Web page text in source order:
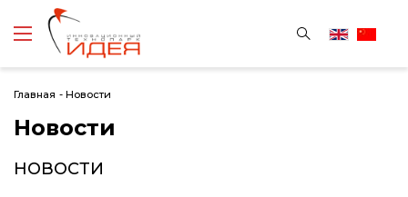
Главная - Новости
Новости
НОВОСТИ